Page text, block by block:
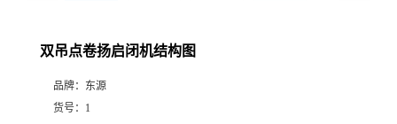
双吊点卷扬启闭机结构图
品牌： 东源
货号： 1